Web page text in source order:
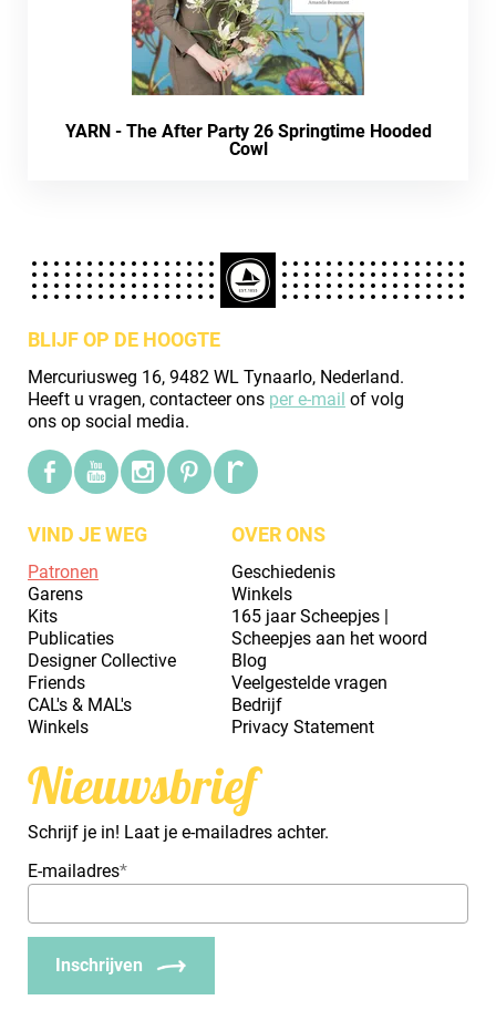
YARN - The After Party 26 Springtime Hooded
Cowl
BLIJF OP DE HOOGTE
Mercuriusweg 16, 9482 WL Tynaarlo, Nederland.
Heeft u vragen, contacteer ons per e-mail of volg
ons op social media.
VIND JE WEG
Patronen
Garens
Kits
Publicaties
Designer Collective
Friends
CAL's & MAL's
Winkels
OVER ONS
Geschiedenis
Winkels
165 jaar Scheepjes |
Scheepjes aan het woord
Blog
Veelgestelde vragen
Bedrijf
Privacy Statement
Nieuwsbrief
Schrijf je in! Laat je e-mailadres achter.
E-mailadres*
Inschrijven